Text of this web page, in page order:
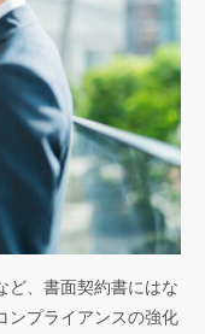
ど、書面契約書にはな
ンプライアンスの強化